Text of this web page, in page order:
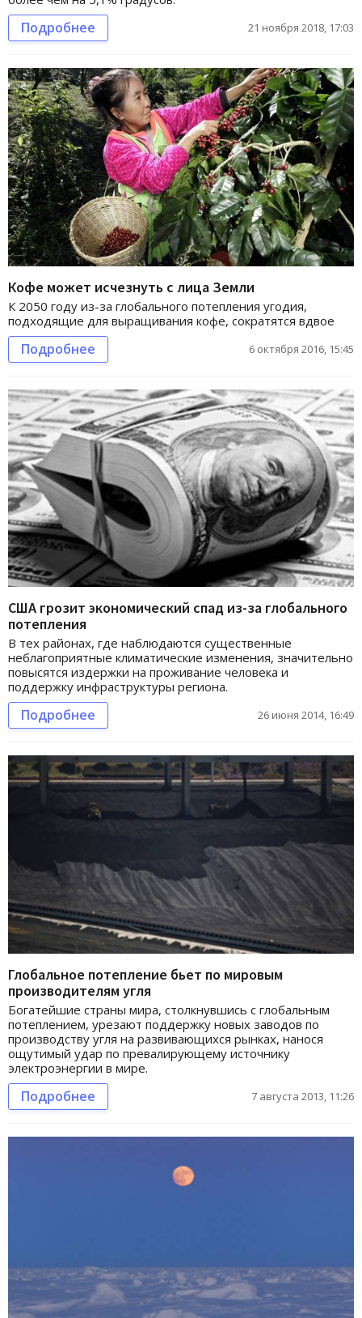
Подробнее 21 ноября 2018, 17:03
Кофе может исчезнуть с лица Земли
К 2050 году из-за глобального потепления угодия,
подходящие для выращивания кофе, сократятся вдвое
Подробнее 6 октября 2016, 15:45
США грозит экономический спад из-за глобального
потепления
В тех районах, где наблюдаются существенные
неблагоприятные климатические изменения, значительно
повысятся издержки на проживание человека и
поддержку инфраструктуры региона.
Подробнее 26 июня 2014, 16:49
Глобальное потепление бьет по мировым
производителям угля
Богатейшие страны мира, столкнувшись с глобальным
потеплением, урезают поддержку новых заводов по
производству угля на развивающихся рынках, нанося
ощутимый удар по превалирующему источнику
электроэнергии в мире.
Подробнее 7 августа 2013, 11:26